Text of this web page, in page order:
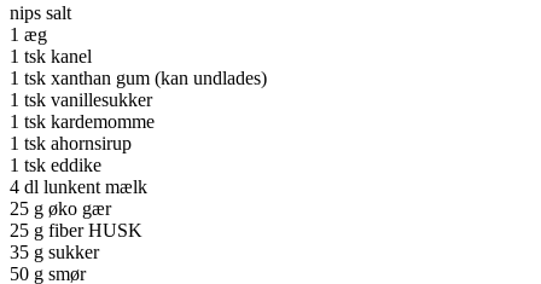
nips salt
1 æg
1 tsk kanel
1 tsk xanthan gum (kan undlades)
1 tsk vanillesukker
1 tsk kardemomme
1 tsk ahornsirup
1 tsk eddike
4 dl lunkent mælk
25 g øko gær
25 g fiber HUSK
35 g sukker
50 g smør